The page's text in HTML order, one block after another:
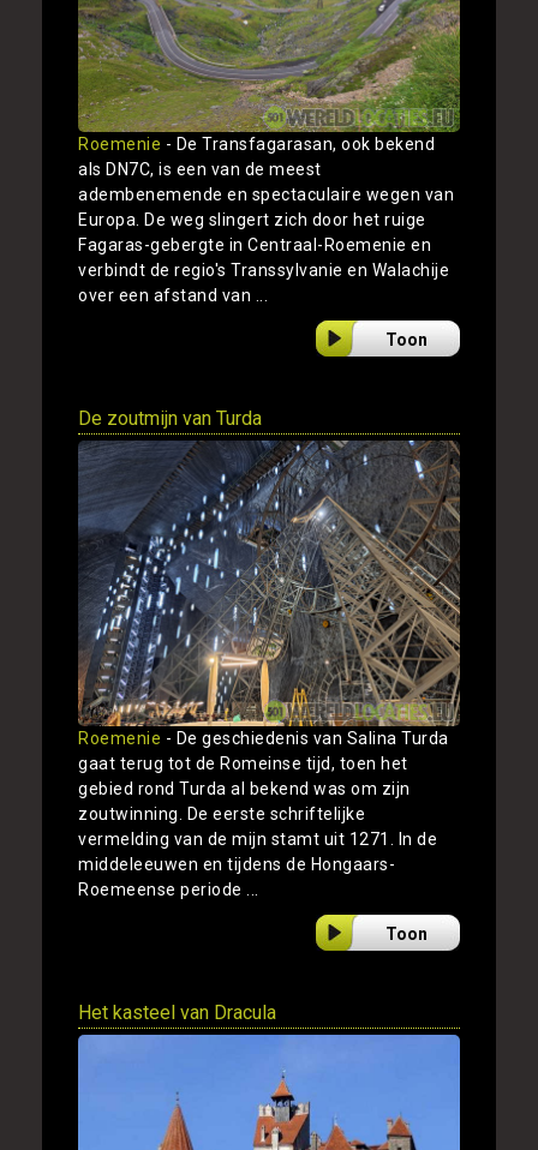
Roemenie - De Transfagarasan, ook bekend
als DN7C, is een van de meest
adembenemende en spectaculaire wegen van
Europa. De weg slingert zich door het ruige
Fagaras-gebergte in Centraal-Roemenie en
verbindt de regio's Transsylvanie en Walachije
over een afstand van ...
Toon
De zoutmijn van Turda
Roemenie - De geschiedenis van Salina Turda
gaat terug tot de Romeinse tijd, toen het
gebied rond Turda al bekend was om zijn
zoutwinning. De eerste schriftelijke
vermelding van de mijn stamt uit 1271. In de
middeleeuwen en tijdens de Hongaars-
Roemeense periode ...
Toon
Het kasteel van Dracula